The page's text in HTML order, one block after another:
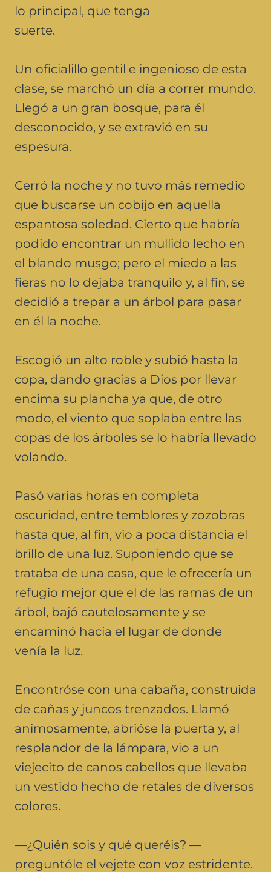
lo principal, que tenga
suerte.
Un oficialillo gentil e ingenioso de esta
clase, se marchó un día a correr mundo.
Llegó a un gran bosque, para él
desconocido, y se extravió en su
espesura.
Cerró la noche y no tuvo más remedio
que buscarse un cobijo en aquella
espantosa soledad. Cierto que habría
podido encontrar un mullido lecho en
el blando musgo; pero el miedo a las
fieras no lo dejaba tranquilo y, al fin, se
decidió a trepar a un árbol para pasar
en él la noche.
Escogió un alto roble y subió hasta la
copa, dando gracias a Dios por llevar
encima su plancha ya que, de otro
modo, el viento que soplaba entre las
copas de los árboles se lo habría llevado
volando.
Pasó varias horas en completa
oscuridad, entre temblores y zozobras
hasta que, al fin, vio a poca distancia el
brillo de una luz. Suponiendo que se
trataba de una casa, que le ofrecería un
refugio mejor que el de las ramas de un
árbol, bajó cautelosamente y se
encaminó hacia el lugar de donde
venía la luz.
Encontróse con una cabaña, construida
de cañas y juncos trenzados. Llamó
animosamente, abrióse la puerta y, al
resplandor de la lámpara, vio a un
viejecito de canos cabellos que llevaba
un vestido hecho de retales de diversos
colores.
—¿Quién sois y qué queréis? —
preguntóle el vejete con voz estridente.